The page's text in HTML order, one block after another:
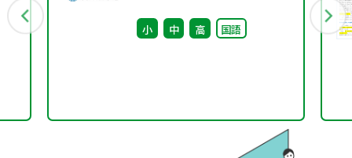
回） 配付資料
小 中 高 国語